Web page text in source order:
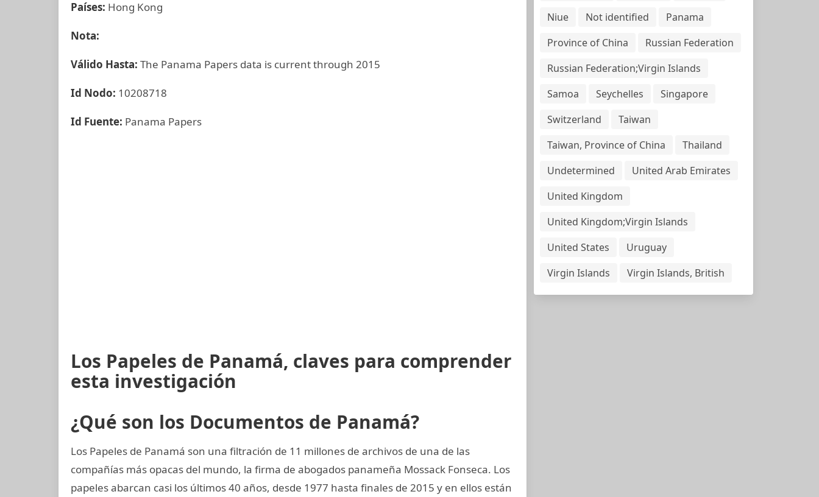
Países: Hong Kong
Nota:
Válido Hasta: The Panama Papers data is current through 2015
Id Nodo: 10208718
Id Fuente: Panama Papers
Los Papeles de Panamá, claves para comprender
esta investigación
¿Qué son los Documentos de Panamá?
Los Papeles de Panamá son una filtración de 11 millones de archivos de una de las
compañías más opacas del mundo, la firma de abogados panameña Mossack Fonseca. Los
papeles abarcan casi los últimos 40 años, desde 1977 hasta finales de 2015 y en ellos están
Niue
Not identified
Panama
Province of China
Russian Federation
Russian Federation;Virgin Islands
Samoa
Seychelles
Singapore
Switzerland
Taiwan
Taiwan, Province of China
Thailand
Undetermined
United Arab Emirates
United Kingdom
United Kingdom;Virgin Islands
United States
Uruguay
Virgin Islands
Virgin Islands, British